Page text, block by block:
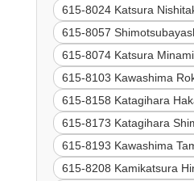
615-8024 Katsura
615-8057
615-8074 Katsura
615-8103 Kawashima
615-8158 Katagihara
615-8173 Katagihara
615-8193 Kawashima
615-8208 Kamikatsura